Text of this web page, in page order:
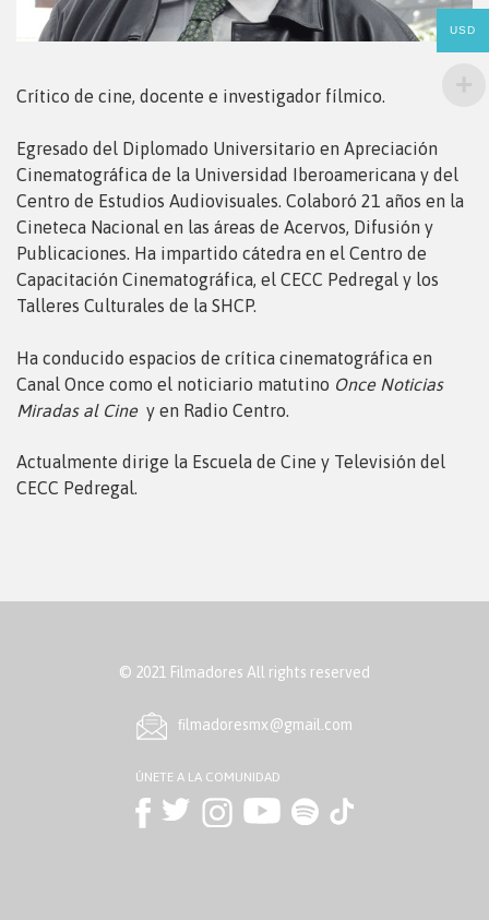
Crítico de cine, docente e investigador fílmico.
Egresado del Diplomado Universitario en Apreciación
Cinematográfica de la Universidad Iberoamericana y del
Centro de Estudios Audiovisuales. Colaboró 21 años en la
Cineteca Nacional en las áreas de Acervos, Difusión y
Publicaciones. Ha impartido cátedra en el Centro de
Capacitación Cinematográfica, el CECC Pedregal y los
Talleres Culturales de la SHCP.
Ha conducido espacios de crítica cinematográfica en
Canal Once como el noticiario matutino Once Noticias
Miradas al Cine y en Radio Centro.
Actualmente dirige la Escuela de Cine y Televisión del
CECC Pedregal.
© 2021 Filmadores All rights reserved
ﬁlmadoresmx@gmail.com
ÚNETE A LA COMUNIDAD
USD